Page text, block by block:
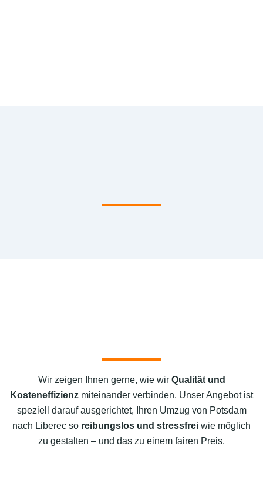
Wir zeigen Ihnen gerne, wie wir Qualität und
Kosteneffizienz miteinander verbinden. Unser Angebot ist
speziell darauf ausgerichtet, Ihren Umzug von Potsdam
nach Liberec so reibungslos und stressfrei wie möglich
zu gestalten – und das zu einem fairen Preis.